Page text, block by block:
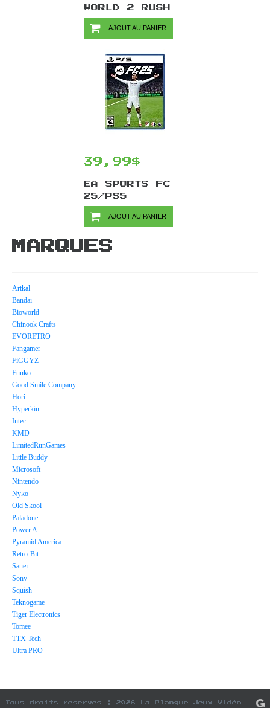
WORLD 2 RUSH
HOUR DELUXE
EDITION/PS5
AJOUT AU PANIER
39,99$
EA SPORTS FC
25/PS5
AJOUT AU PANIER
MARQUES
Artkal
Bandai
Bioworld
Chinook Crafts
EVORETRO
Fangamer
FiGGYZ
Funko
Good Smile Company
Hori
Hyperkin
Intec
KMD
LimitedRunGames
Little Buddy
Microsoft
Nintendo
Nyko
Old Skool
Paladone
Power A
Pyramid America
Retro-Bit
Sanei
Sony
Squish
Teknogame
Tiger Electronics
Tomee
TTX Tech
Ultra PRO
Tous droits réservés © 2026 La Planque Jeux Vidéo